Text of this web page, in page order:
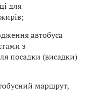
для
автобуса
з
посадки (висадки)
маршрут,